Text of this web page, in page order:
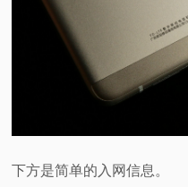
下方是简单的入网信息。